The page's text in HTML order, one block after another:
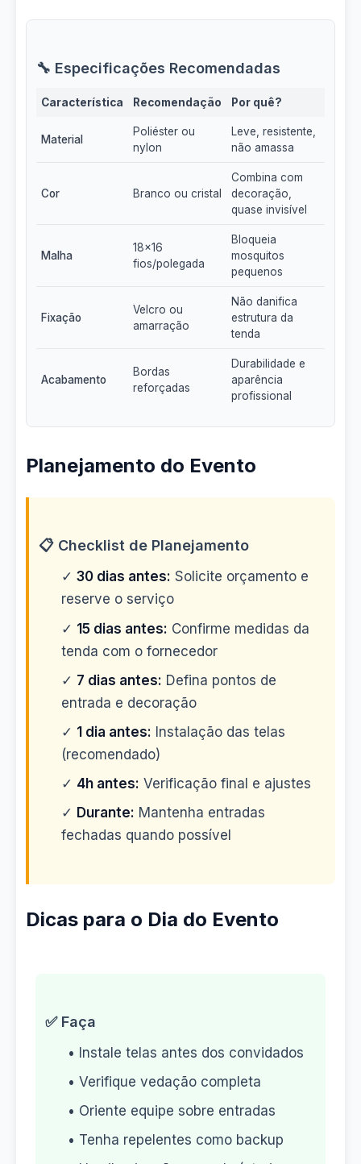
🔧 Especificações Recomendadas
Característica Recomendação Por quê?
Material
Poliéster ou
nylon
Leve, resistente,
não amassa
Cor Branco ou cristal
Combina com
decoração,
quase invisível
Malha
18x16
fios/polegada
Bloqueia
mosquitos
pequenos
Fixação
Velcro ou
amarração
Não danifica
estrutura da
tenda
Acabamento
Bordas
reforçadas
Durabilidade e
aparência
profissional
Planejamento do Evento
📋 Checklist de Planejamento
✓ 30 dias antes: Solicite orçamento e
reserve o serviço
✓ 15 dias antes: Confirme medidas da
tenda com o fornecedor
✓ 7 dias antes: Defina pontos de
entrada e decoração
✓ 1 dia antes: Instalação das telas
(recomendado)
✓ 4h antes: Verificação final e ajustes
✓ Durante: Mantenha entradas
fechadas quando possível
Dicas para o Dia do Evento
✅ Faça
• Instale telas antes dos convidados
• Verifique vedação completa
• Oriente equipe sobre entradas
• Tenha repelentes como backup